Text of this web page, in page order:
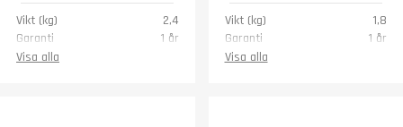
Vikt (kg)
2,4
Garanti
1 år
Visa alla
Vikt (kg)
1,8
Garanti
1 år
Visa alla